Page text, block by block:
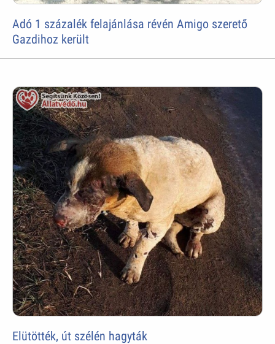
Adó 1 százalék felajánlása révén Amigo szerető
Gazdihoz került
Elütötték, út szélén hagyták